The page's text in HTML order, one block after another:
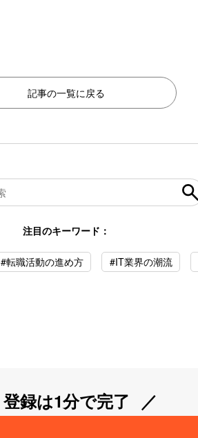
記事の一覧に戻る
注目のキーワード：
#転職活動の進め方 #IT業界の潮流
登録は1分で完了